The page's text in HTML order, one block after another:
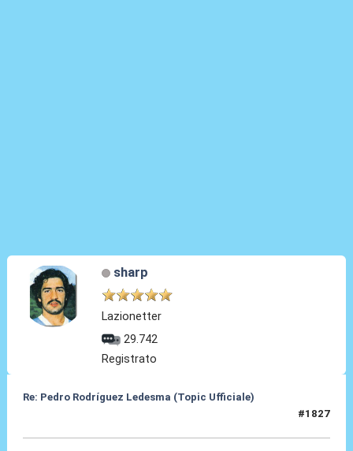
sharp
Lazionetter
29.742
Registrato
Re: Pedro Rodríguez Ledesma (Topic Ufficiale)
#1827